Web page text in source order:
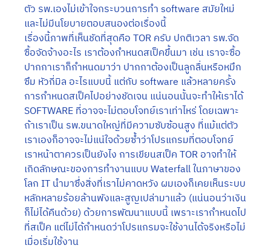
ตัว รพ.เองไม่เข้าใจกระบวนการทำ software สมัยใหม่
และไม่มีนโยบายตอบสนองต่อเรื่องนี้
เรื่องนี้ภาพที่เห็นชัดที่สุดคือ TOR ครับ ปกติเวลา รพ.จัด
ซื้อจัดจ้างอะไร เราต้องกำหนดสเป็คขึ้นมา เช่น เราจะซื้อ
ปากกาเราก็กำหนดมาว่า ปากกาต้องเป็นลูกลื่นหรือหมึก
ซึม หัวกี่มิล อะไรแบบนี้ แต่กับ software แล้วหลายครั้ง
การกำหนดสเป็คไปอย่างชัดเจน แน่นอนนั้นจะทำให้เราได้
SOFTWARE ที่อาจจะไม่ตอบโจทย์เราเท่าไหร่ โดยเฉพาะ
ถ้าเราเป็น รพ.ขนาดใหญ่ที่มีความซับซ้อนสูง ที่แม้แต่ตัว
เราเองก็อาจจะไม่แน่ใจด้วยซ้ำว่าโปรแกรมที่ตอบโจทย์
เราหน้าตาควรเป็นยังไง การเขียนสเป็ค TOR อาจทำให้
เกิดลักษณะของการทำงานแบบ Waterfall ในภาษาของ
โลก IT นำมาซึ่งสิ่งที่เราไม่คาดหวัง ผมเองก็เคยเห็นระบบ
หลักหลายร้อยล้านพังและสูญเปล่ามาแล้ว (แน่นอนว่าเงิน
ก็ไม่ได้คืนด้วย) ด้วยการพัฒนาแบบนี้ เพราะเรากำหนดไป
ที่สเป็ค แต่ไม่ได้กำหนดว่าโปรแกรมจะใช้งานได้จริงหรือไม่
เมื่อเริ่มใช้งาน